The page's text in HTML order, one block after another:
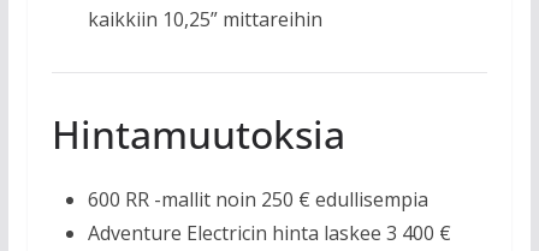
kaikkiin 10,25” mittareihin
Hintamuutoksia
600 RR -mallit noin 250 € edullisempia
Adventure Electricin hinta laskee 3 400 €